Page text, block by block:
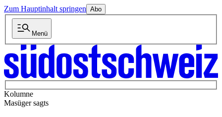
Zum Hauptinhalt springen Abo
Menü
Kolumne
Masüger sagts